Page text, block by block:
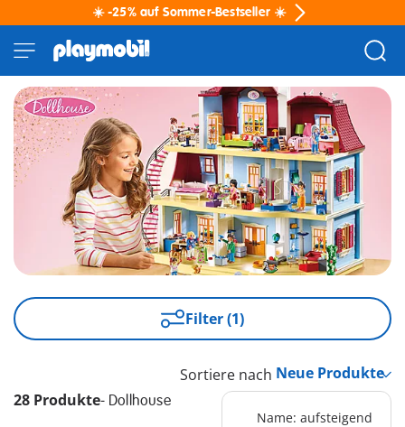
☀️ -25% auf Sommer-Bestseller ☀️
Filter (1)
28 Produkte- Dollhouse
Sortiere nach
Name: aufsteigend